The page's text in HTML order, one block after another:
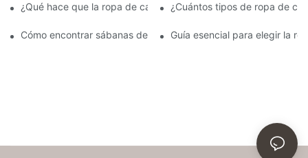
¿Qué hace que la ropa de cama de un hotel sea tan cómoda?
¿Cuántos tipos de ropa de
Cómo encontrar sábanas de buena calidad como las que
Guía esencial para elegir la